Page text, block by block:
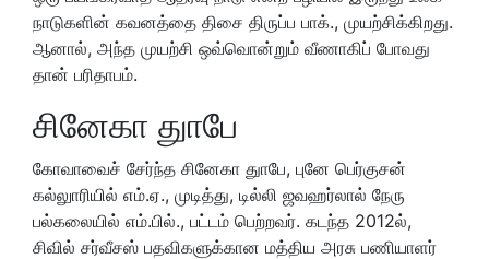
நாடுகளின் கவனத்தை திசை திருப்ப பாக்., முயற்சிக்கிறது.
ஆனால், அந்த முயற்சி ஒவ்வொன்றும் வீணாகிப் போவது
தான் பரிதாபம்.
சினேகா துாபே
கோவாவைச் சேர்ந்த சினேகா துாபே, புனே பெர்குசன்
கல்லுாரியில் எம்.ஏ., முடித்து, டில்லி ஜவஹர்லால் நேரு
பல்கலையில் எம்.பில்., பட்டம் பெற்றவர். கடந்த 2012ல்,
சிவில் சர்வீசஸ் பதவிகளுக்கான மத்திய அரசு பணியாளர்